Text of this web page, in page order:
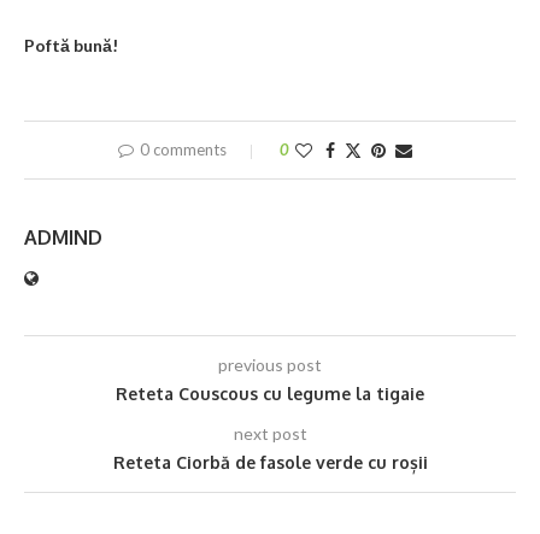
Poftă bună!
0 comments 0
ADMIND
previous post
Reteta Couscous cu legume la tigaie
next post
Reteta Ciorbă de fasole verde cu roșii